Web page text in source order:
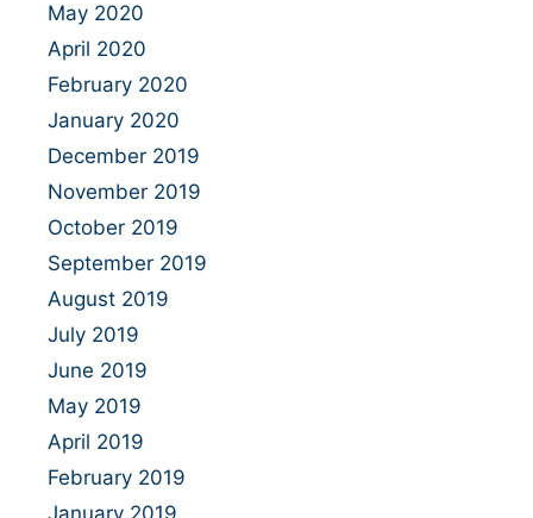
May 2020
April 2020
February 2020
January 2020
December 2019
November 2019
October 2019
September 2019
August 2019
July 2019
June 2019
May 2019
April 2019
February 2019